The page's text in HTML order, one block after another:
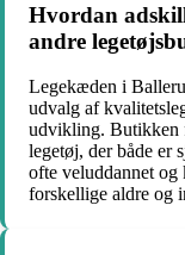
Hvordan
andre
Legekæden i
udvalg af
udvikling. Butikken
legetøj, der både er
ofte veluddannet og
forskellige aldre og